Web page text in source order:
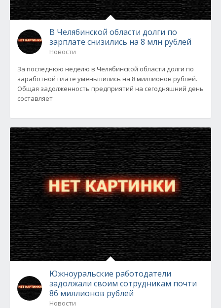
В Челябинской области долги по
зарплате снизились на 8 млн рублей
Новости
За последнюю неделю в Челябинской области долги по
заработной плате уменьшились на 8 миллионов рублей.
Общая задолженность предприятий на сегодняшний день
составляет
Южноуральские работодатели
задолжали своим сотрудникам почти
86 миллионов рублей
Новости